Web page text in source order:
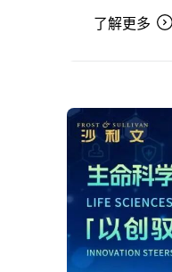
了解更多